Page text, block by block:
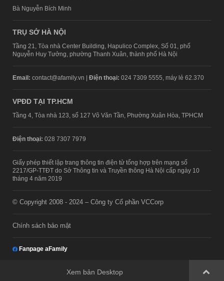
Bà Nguyễn Bích Minh
TRỤ SỞ HÀ NỘI
Tầng 21, Tòa nhà Center Building, Hapulico Complex, Số 01, phố
Nguyễn Huy Tưởng, phường Thanh Xuân, thành phố Hà Nội
Email: contact@afamily.vn | Điện thoại: 024 7309 5555, máy lẻ 62.370
VPĐD TẠI TP.HCM
Tầng 4, Tòa nhà 123, số 127 Võ Văn Tần, Phường Xuân Hòa, TPHCM
Điện thoại: 028 7307 7979
Giấy phép thiết lập trang thông tin điện tử tổng hợp trên mạng số
2217/GP-TTĐT do Sở Thông tin và Truyền thông Hà Nội cấp ngày 10
tháng 4 năm 2019
© Copyright 2008 - 2024 – Công ty Cổ phần VCCorp
Chính sách bảo mật
Fanpage aFamily
Xem bản Desktop